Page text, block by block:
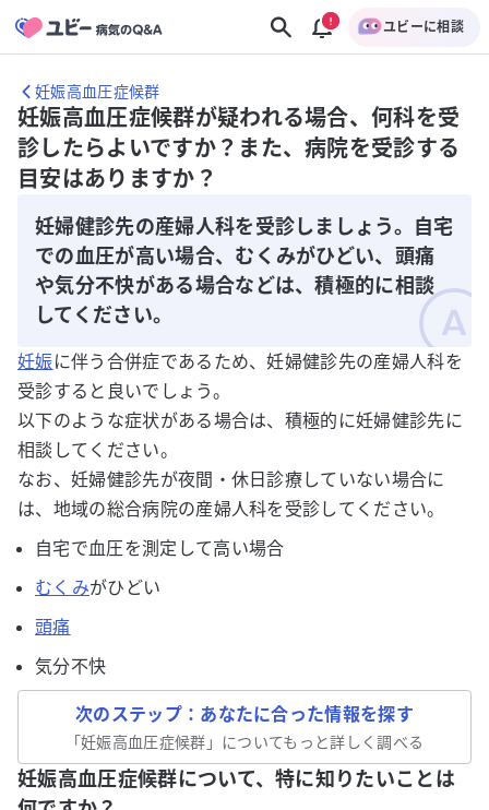
ユビーに相談
妊娠高血圧症候群
妊娠高血圧症候群が疑われる場合、何科を受
診したらよいですか？また、病院を受診する
目安はありますか？
妊婦健診先の産婦人科を受診しましょう。自宅
での血圧が高い場合、むくみがひどい、頭痛
や気分不快がある場合などは、積極的に相談
してください。
妊娠に伴う合併症であるため、妊婦健診先の産婦人科を
受診すると良いでしょう。
以下のような症状がある場合は、積極的に妊婦健診先に
相談してください。
なお、妊婦健診先が夜間・休日診療していない場合に
は、地域の総合病院の産婦人科を受診してください。
自宅で血圧を測定して高い場合
むくみがひどい
頭痛
気分不快
次のステップ：あなたに合った情報を探す
「妊娠高血圧症候群 」についてもっと詳しく調べる
妊娠高血圧症候群について、特に知りたいことは